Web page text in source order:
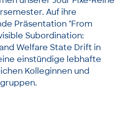
Auf ihre
Präsentation "From
Subordination:
Welfare State Drift in
einstündige lebhafte
Kolleginnen und